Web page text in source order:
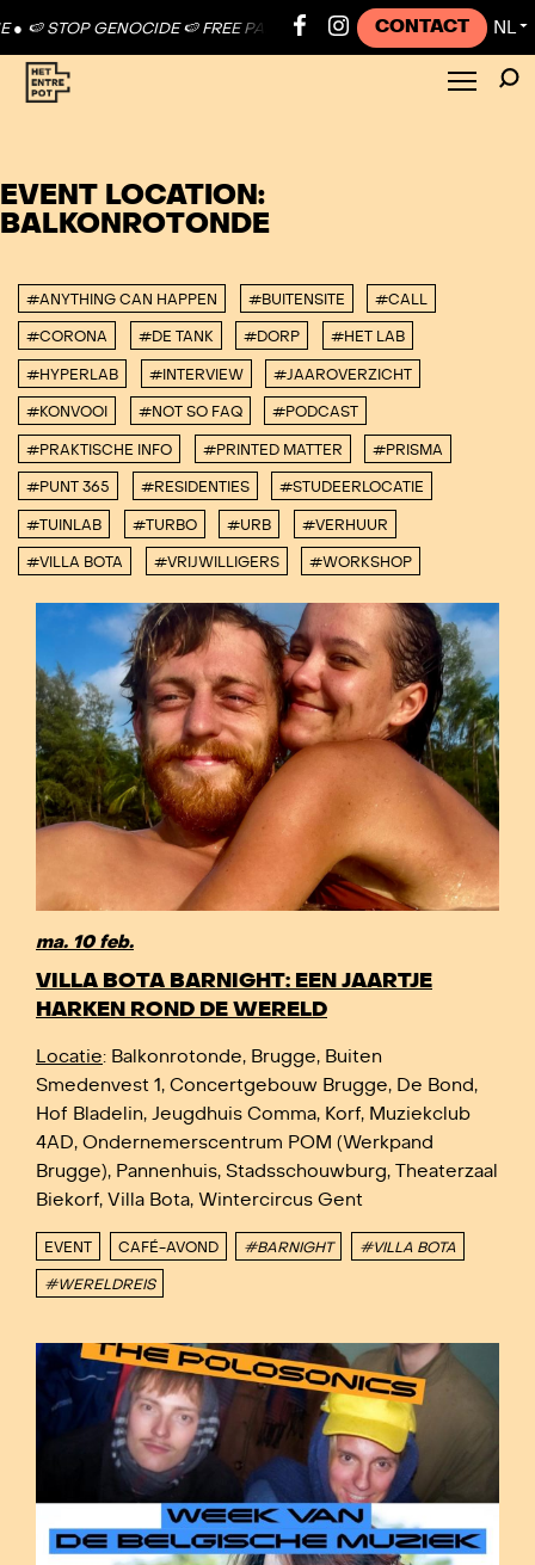
🍉 STOP GENOCIDE 🍉 FREE PALESTINE ● 🍉 STOP GENOCIDE 🍉
CONTACT NL ▼
EVENT LOCATION:
BALKONROTONDE
#ANYTHING CAN HAPPEN #BUITENSITE #CALL
#CORONA #DE TANK #DORP #HET LAB
#HYPERLAB #INTERVIEW #JAAROVERZICHT
#KONVOOI #NOT SO FAQ #PODCAST
#PRAKTISCHE INFO #PRINTED MATTER #PRISMA
#PUNT 365 #RESIDENTIES #STUDEERLOCATIE
#TUINLAB #TURBO #URB #VERHUUR
#VILLA BOTA #VRIJWILLIGERS #WORKSHOP
ma. 10 feb.
VILLA BOTA BARNIGHT: EEN JAARTJE
HARKEN ROND DE WERELD
Locatie: Balkonrotonde, Brugge, Buiten
Smedenvest 1, Concertgebouw Brugge, De Bond,
Hof Bladelin, Jeugdhuis Comma, Korf, Muziekclub
4AD, Ondernemerscentrum POM (Werkpand
Brugge), Pannenhuis, Stadsschouwburg, Theaterzaal
Biekorf, Villa Bota, Wintercircus Gent
EVENT CAFÉ-AVOND #BARNIGHT #VILLA BOTA
#WERELDREIS